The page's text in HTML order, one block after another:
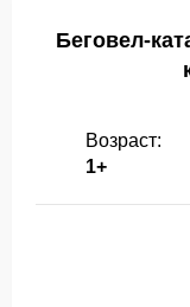
Беговел-
Возраст:
1+